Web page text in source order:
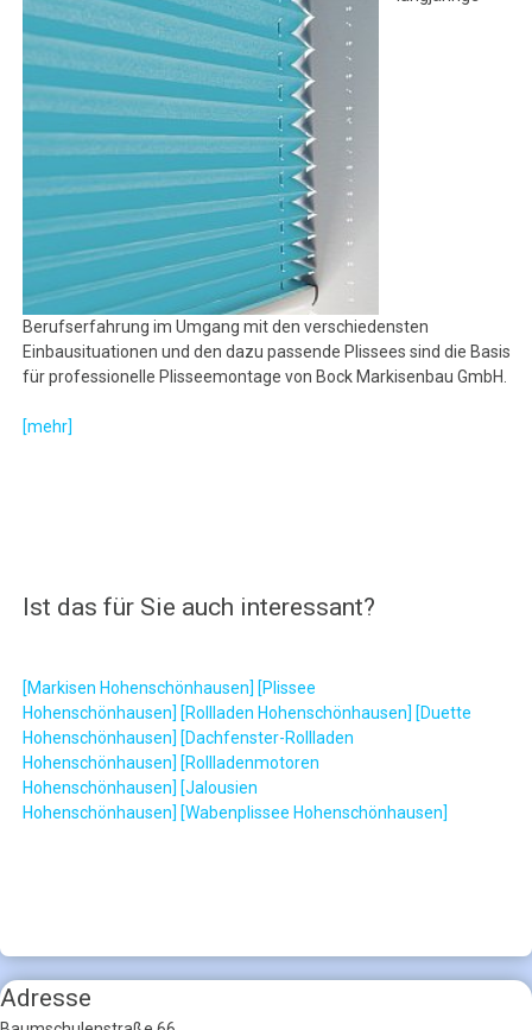
Berufserfahrung im Umgang mit den verschiedensten
Einbausituationen und den dazu passende Plissees sind die Basis
für professionelle Plisseemontage von Bock Markisenbau GmbH.
[mehr]
Ist das für Sie auch interessant?
[Markisen Hohenschönhausen] [Plissee
Hohenschönhausen] [Rollladen Hohenschönhausen] [Duette
Hohenschönhausen] [Dachfenster-Rollladen
Hohenschönhausen] [Rollladenmotoren
Hohenschönhausen] [Jalousien
Hohenschönhausen] [Wabenplissee Hohenschönhausen]
Adresse